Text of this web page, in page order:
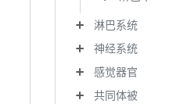
淋巴系统
神经系统
感觉器官
共同体被